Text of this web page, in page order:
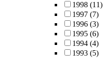
1998 (11)
1997 (7)
1996 (3)
1995 (6)
1994 (4)
1993 (5)